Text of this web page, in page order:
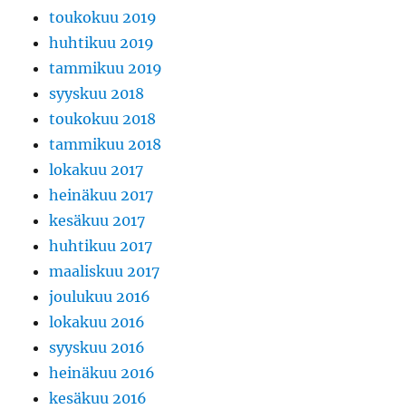
toukokuu 2019
huhtikuu 2019
tammikuu 2019
syyskuu 2018
toukokuu 2018
tammikuu 2018
lokakuu 2017
heinäkuu 2017
kesäkuu 2017
huhtikuu 2017
maaliskuu 2017
joulukuu 2016
lokakuu 2016
syyskuu 2016
heinäkuu 2016
kesäkuu 2016